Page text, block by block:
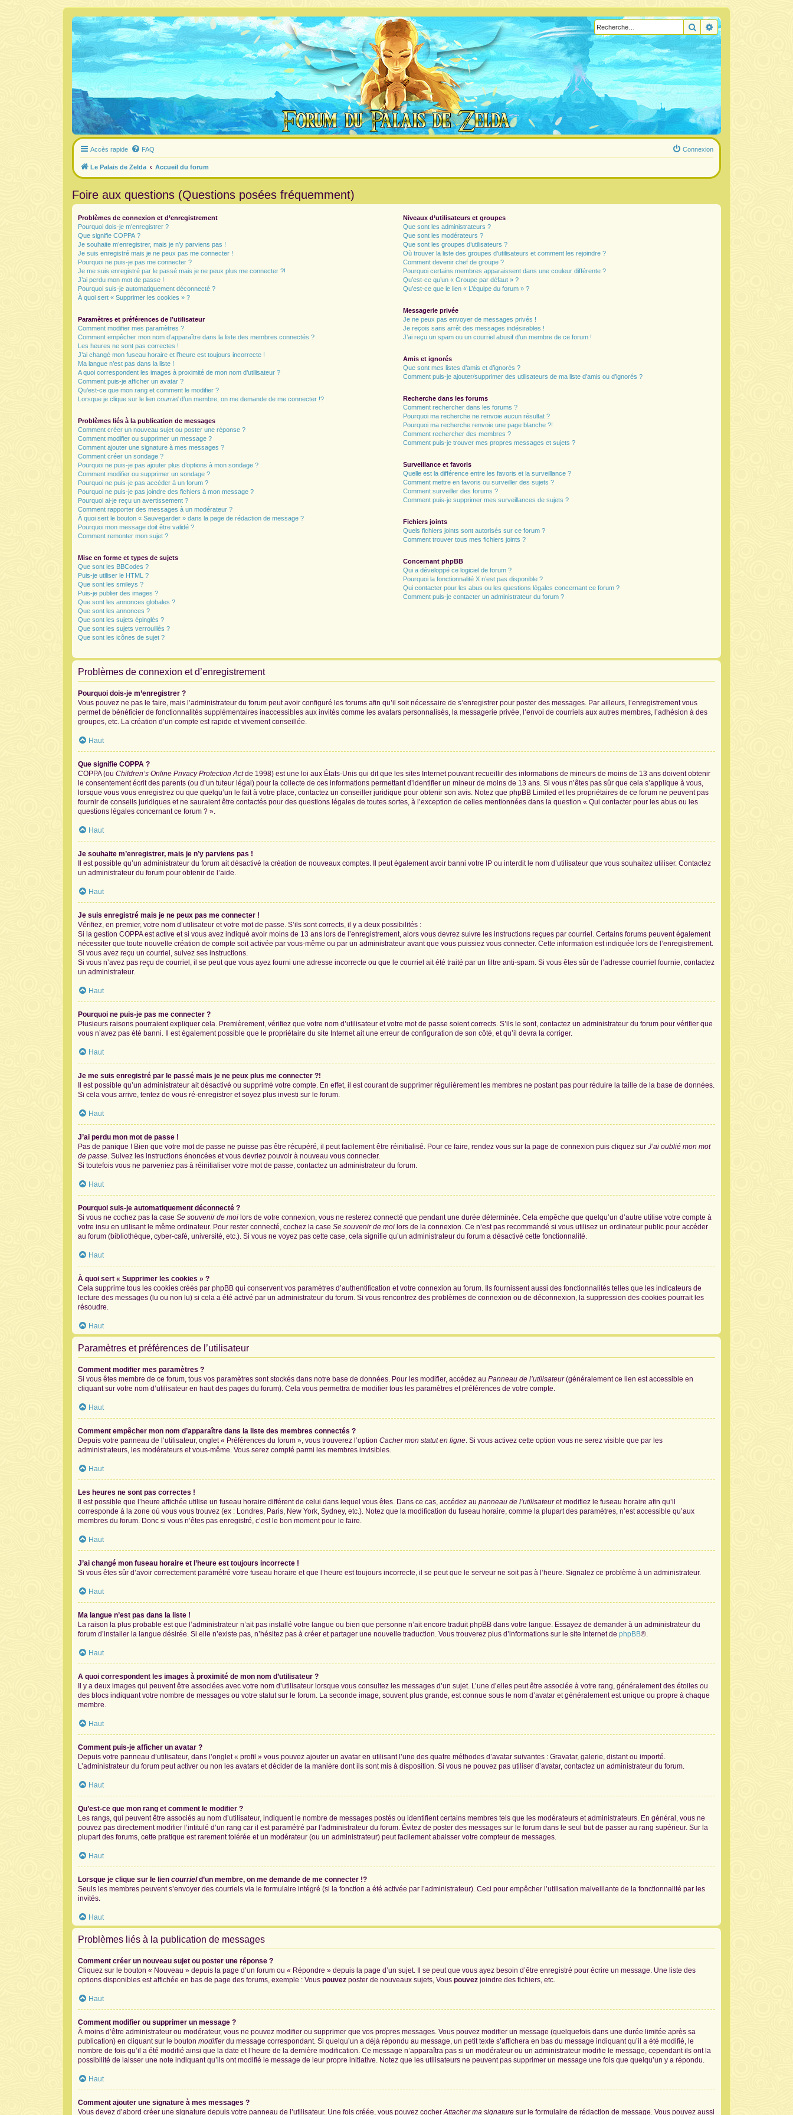
RechercherRecherche avancée
Accès rapide FAQ Connexion
Le Palais de Zelda Accueil du forum
Foire aux questions (Questions posées fréquemment)
Problèmes de connexion et d’enregistrement
Pourquoi dois-je m’enregistrer ?
Que signifie COPPA ?
Je souhaite m’enregistrer, mais je n’y parviens pas !
Je suis enregistré mais je ne peux pas me connecter !
Pourquoi ne puis-je pas me connecter ?
Je me suis enregistré par le passé mais je ne peux plus me connecter ?!
J’ai perdu mon mot de passe !
Pourquoi suis-je automatiquement déconnecté ?
À quoi sert « Supprimer les cookies » ?
Paramètres et préférences de l’utilisateur
Comment modifier mes paramètres ?
Comment empêcher mon nom d’apparaître dans la liste des membres connectés ?
Les heures ne sont pas correctes !
J’ai changé mon fuseau horaire et l’heure est toujours incorrecte !
Ma langue n’est pas dans la liste !
A quoi correspondent les images à proximité de mon nom d’utilisateur ?
Comment puis-je afficher un avatar ?
Qu’est-ce que mon rang et comment le modifier ?
Lorsque je clique sur le lien courrield’un membre, on me demande de me connecter !?
Problèmes liés à la publication de messages
Comment créer un nouveau sujet ou poster une réponse ?
Comment modifier ou supprimer un message ?
Comment ajouter une signature à mes messages ?
Comment créer un sondage ?
Pourquoi ne puis-je pas ajouter plus d’options à mon sondage ?
Comment modifier ou supprimer un sondage ?
Pourquoi ne puis-je pas accéder à un forum ?
Pourquoi ne puis-je pas joindre des fichiers à mon message ?
Pourquoi ai-je reçu un avertissement ?
Comment rapporter des messages à un modérateur ?
À quoi sert le bouton « Sauvegarder » dans la page de rédaction de message ?
Pourquoi mon message doit être validé ?
Comment remonter mon sujet ?
Mise en forme et types de sujets
Que sont les BBCodes ?
Puis-je utiliser le HTML ?
Que sont les smileys ?
Puis-je publier des images ?
Que sont les annonces globales ?
Que sont les annonces ?
Que sont les sujets épinglés ?
Que sont les sujets verrouillés ?
Que sont les icônes de sujet ?
Niveaux d’utilisateurs et groupes
Que sont les administrateurs ?
Que sont les modérateurs ?
Que sont les groupes d’utilisateurs ?
Où trouver la liste des groupes d’utilisateurs et comment les rejoindre ?
Comment devenir chef de groupe ?
Pourquoi certains membres apparaissent dans une couleur différente ?
Qu’est-ce qu’un « Groupe par défaut » ?
Qu’est-ce que le lien « L’équipe du forum » ?
Messagerie privée
Je ne peux pas envoyer de messages privés !
Je reçois sans arrêt des messages indésirables !
J’ai reçu un spam ou un courriel abusif d’un membre de ce forum !
Amis et ignorés
Que sont mes listes d’amis et d’ignorés ?
Comment puis-je ajouter/supprimer des utilisateurs de ma liste d’amis ou d’ignorés ?
Recherche dans les forums
Comment rechercher dans les forums ?
Pourquoi ma recherche ne renvoie aucun résultat ?
Pourquoi ma recherche renvoie une page blanche ?!
Comment rechercher des membres ?
Comment puis-je trouver mes propres messages et sujets ?
Surveillance et favoris
Quelle est la différence entre les favoris et la surveillance ?
Comment mettre en favoris ou surveiller des sujets ?
Comment surveiller des forums ?
Comment puis-je supprimer mes surveillances de sujets ?
Fichiers joints
Quels fichiers joints sont autorisés sur ce forum ?
Comment trouver tous mes fichiers joints ?
Concernant phpBB
Qui a développé ce logiciel de forum ?
Pourquoi la fonctionnalité X n’est pas disponible ?
Qui contacter pour les abus ou les questions légales concernant ce forum ?
Comment puis-je contacter un administrateur du forum ?
Problèmes de connexion et d’enregistrement
Pourquoi dois-je m’enregistrer ?
Vous pouvez ne pas le faire, mais l’administrateur du forum peut avoir configuré les forums afin qu’il soit nécessaire de s’enregistrer pour poster des messages. Par ailleurs, l’enregistrement vous
permet de bénéficier de fonctionnalités supplémentaires inaccessibles aux invités comme les avatars personnalisés, la messagerie privée, l’envoi de courriels aux autres membres, l’adhésion à des
groupes, etc. La création d’un compte est rapide et vivement conseillée.
Haut
Que signifie COPPA ?
COPPA (ou Children’s Online Privacy Protection Actde 1998) est une loi aux États-Unis qui dit que les sites Internet pouvant recueillir des informations de mineurs de moins de 13 ans doivent obtenir
le consentement écrit des parents (ou d’un tuteur légal) pour la collecte de ces informations permettant d’identifier un mineur de moins de 13 ans. Si vous n’êtes pas sûr que cela s’applique à vous,
lorsque vous vous enregistrez ou que quelqu’un le fait à votre place, contactez un conseiller juridique pour obtenir son avis. Notez que phpBB Limited et les propriétaires de ce forum ne peuvent pas
fournir de conseils juridiques et ne sauraient être contactés pour des questions légales de toutes sortes, à l’exception de celles mentionnées dans la question « Qui contacter pour les abus ou les
questions légales concernant ce forum ? ».
Haut
Je souhaite m’enregistrer, mais je n’y parviens pas !
Il est possible qu’un administrateur du forum ait désactivé la création de nouveaux comptes. Il peut également avoir banni votre IP ou interdit le nom d’utilisateur que vous souhaitez utiliser. Contactez
un administrateur du forum pour obtenir de l’aide.
Haut
Je suis enregistré mais je ne peux pas me connecter !
Vérifiez, en premier, votre nom d’utilisateur et votre mot de passe. S’ils sont corrects, il y a deux possibilités :
Si la gestion COPPA est active et si vous avez indiqué avoir moins de 13 ans lors de l’enregistrement, alors vous devrez suivre les instructions reçues par courriel. Certains forums peuvent également
nécessiter que toute nouvelle création de compte soit activée par vous-même ou par un administrateur avant que vous puissiez vous connecter. Cette information est indiquée lors de l’enregistrement.
Si vous avez reçu un courriel, suivez ses instructions.
Si vous n’avez pas reçu de courriel, il se peut que vous ayez fourni une adresse incorrecte ou que le courriel ait été traité par un filtre anti-spam. Si vous êtes sûr de l’adresse courriel fournie, contactez
un administrateur.
Haut
Pourquoi ne puis-je pas me connecter ?
Plusieurs raisons pourraient expliquer cela. Premièrement, vérifiez que votre nom d’utilisateur et votre mot de passe soient corrects. S’ils le sont, contactez un administrateur du forum pour vérifier que
vous n’avez pas été banni. Il est également possible que le propriétaire du site Internet ait une erreur de configuration de son côté, et qu’il devra la corriger.
Haut
Je me suis enregistré par le passé mais je ne peux plus me connecter ?!
Il est possible qu’un administrateur ait désactivé ou supprimé votre compte. En effet, il est courant de supprimer régulièrement les membres ne postant pas pour réduire la taille de la base de données.
Si cela vous arrive, tentez de vous ré-enregistrer et soyez plus investi sur le forum.
Haut
J’ai perdu mon mot de passe !
Pas de panique ! Bien que votre mot de passe ne puisse pas être récupéré, il peut facilement être réinitialisé. Pour ce faire, rendez vous sur la page de connexion puis cliquez sur J’ai oublié mon mot
de passe. Suivez les instructions énoncées et vous devriez pouvoir à nouveau vous connecter.
Si toutefois vous ne parveniez pas à réinitialiser votre mot de passe, contactez un administrateur du forum.
Haut
Pourquoi suis-je automatiquement déconnecté ?
Si vous ne cochez pas la case Se souvenir de moi lors de votre connexion, vous ne resterez connecté que pendant une durée déterminée. Cela empêche que quelqu’un d’autre utilise votre compte à
votre insu en utilisant le même ordinateur. Pour rester connecté, cochez la case Se souvenir de moi lors de la connexion. Ce n’est pas recommandé si vous utilisez un ordinateur public pour accéder
au forum (bibliothèque, cyber-café, université, etc.). Si vous ne voyez pas cette case, cela signifie qu’un administrateur du forum a désactivé cette fonctionnalité.
Haut
À quoi sert « Supprimer les cookies » ?
Cela supprime tous les cookies créés par phpBB qui conservent vos paramètres d’authentification et votre connexion au forum. Ils fournissent aussi des fonctionnalités telles que les indicateurs de
lecture des messages (lu ou non lu) si cela a été activé par un administrateur du forum. Si vous rencontrez des problèmes de connexion ou de déconnexion, la suppression des cookies pourrait les
résoudre.
Haut
Paramètres et préférences de l’utilisateur
Comment modifier mes paramètres ?
Si vous êtes membre de ce forum, tous vos paramètres sont stockés dans notre base de données. Pour les modifier, accédez au Panneau de l’utilisateur(généralement ce lien est accessible en
cliquant sur votre nom d’utilisateur en haut des pages du forum). Cela vous permettra de modifier tous les paramètres et préférences de votre compte.
Haut
Comment empêcher mon nom d’apparaître dans la liste des membres connectés ?
Depuis votre panneau de l’utilisateur, onglet « Préférences du forum », vous trouverez l’option Cacher mon statut en ligne. Si vous activez cette option vous ne serez visible que par les
administrateurs, les modérateurs et vous-même. Vous serez compté parmi les membres invisibles.
Haut
Les heures ne sont pas correctes !
Il est possible que l’heure affichée utilise un fuseau horaire différent de celui dans lequel vous êtes. Dans ce cas, accédez au panneau de l’utilisateuret modifiez le fuseau horaire afin qu’il
corresponde à la zone où vous vous trouvez (ex : Londres, Paris, New York, Sydney, etc.). Notez que la modification du fuseau horaire, comme la plupart des paramètres, n’est accessible qu’aux
membres du forum. Donc si vous n’êtes pas enregistré, c’est le bon moment pour le faire.
Haut
J’ai changé mon fuseau horaire et l’heure est toujours incorrecte !
Si vous êtes sûr d’avoir correctement paramétré votre fuseau horaire et que l’heure est toujours incorrecte, il se peut que le serveur ne soit pas à l’heure. Signalez ce problème à un administrateur.
Haut
Ma langue n’est pas dans la liste !
La raison la plus probable est que l’administrateur n’ait pas installé votre langue ou bien que personne n’ait encore traduit phpBB dans votre langue. Essayez de demander à un administrateur du
forum d’installer la langue désirée. Si elle n’existe pas, n’hésitez pas à créer et partager une nouvelle traduction. Vous trouverez plus d’informations sur le site Internet de phpBB®.
Haut
A quoi correspondent les images à proximité de mon nom d’utilisateur ?
Il y a deux images qui peuvent être associées avec votre nom d’utilisateur lorsque vous consultez les messages d’un sujet. L’une d’elles peut être associée à votre rang, généralement des étoiles ou
des blocs indiquant votre nombre de messages ou votre statut sur le forum. La seconde image, souvent plus grande, est connue sous le nom d’avatar et généralement est unique ou propre à chaque
membre.
Haut
Comment puis-je afficher un avatar ?
Depuis votre panneau d’utilisateur, dans l’onglet « profil » vous pouvez ajouter un avatar en utilisant l’une des quatre méthodes d’avatar suivantes : Gravatar, galerie, distant ou importé.
L’administrateur du forum peut activer ou non les avatars et décider de la manière dont ils sont mis à disposition. Si vous ne pouvez pas utiliser d’avatar, contactez un administrateur du forum.
Haut
Qu’est-ce que mon rang et comment le modifier ?
Les rangs, qui peuvent être associés au nom d’utilisateur, indiquent le nombre de messages postés ou identifient certains membres tels que les modérateurs et administrateurs. En général, vous ne
pouvez pas directement modifier l’intitulé d’un rang car il est paramétré par l’administrateur du forum. Évitez de poster des messages sur le forum dans le seul but de passer au rang supérieur. Sur la
plupart des forums, cette pratique est rarement tolérée et un modérateur (ou un administrateur) peut facilement abaisser votre compteur de messages.
Haut
Lorsque je clique sur le lien courrield’un membre, on me demande de me connecter !?
Seuls les membres peuvent s’envoyer des courriels via le formulaire intégré (si la fonction a été activée par l’administrateur). Ceci pour empêcher l’utilisation malveillante de la fonctionnalité par les
invités.
Haut
Problèmes liés à la publication de messages
Comment créer un nouveau sujet ou poster une réponse ?
Cliquez sur le bouton « Nouveau » depuis la page d’un forum ou « Répondre » depuis la page d’un sujet. Il se peut que vous ayez besoin d’être enregistré pour écrire un message. Une liste des
options disponibles est affichée en bas de page des forums, exemple : Vous pouvez poster de nouveaux sujets, Vous pouvez joindre des fichiers, etc.
Haut
Comment modifier ou supprimer un message ?
À moins d’être administrateur ou modérateur, vous ne pouvez modifier ou supprimer que vos propres messages. Vous pouvez modifier un message (quelquefois dans une durée limitée après sa
publication) en cliquant sur le bouton modifierdu message correspondant. Si quelqu’un a déjà répondu au message, un petit texte s’affichera en bas du message indiquant qu’il a été modifié, le
nombre de fois qu’il a été modifié ainsi que la date et l’heure de la dernière modification. Ce message n’apparaîtra pas si un modérateur ou un administrateur modifie le message, cependant ils ont la
possibilité de laisser une note indiquant qu’ils ont modifié le message de leur propre initiative. Notez que les utilisateurs ne peuvent pas supprimer un message une fois que quelqu’un y a répondu.
Haut
Comment ajouter une signature à mes messages ?
Vous devez d’abord créer une signature depuis votre panneau de l’utilisateur. Une fois créée, vous pouvez cocherAttacher ma signature sur le formulaire de rédaction de message. Vous pouvez aussi